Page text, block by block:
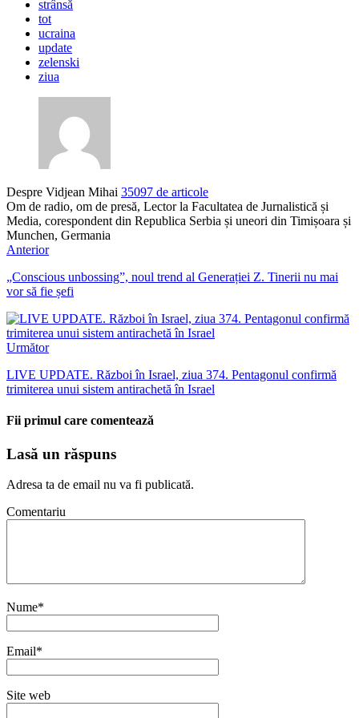
strânsă
tot
ucraina
update
zelenski
ziua
Despre Vidjean Mihai 35097 de articole
Om de radio, om de presă, Lector la Facultatea de Jurnalistică și
Media, corespondent din Republica Serbia și uneori din Timișoara și
Munchen, Germania
Anterior
„Conscious unbossing”, noul trend al Generației Z. Tinerii nu mai
vor să fie șefi
Următor
LIVE UPDATE. Război în Israel, ziua 374. Pentagonul confirmă
trimiterea unui sistem antirachetă în Israel
Fii primul care comentează
Lasă un răspuns
Adresa ta de email nu va fi publicată.
Comentariu
Nume*
Email*
Site web